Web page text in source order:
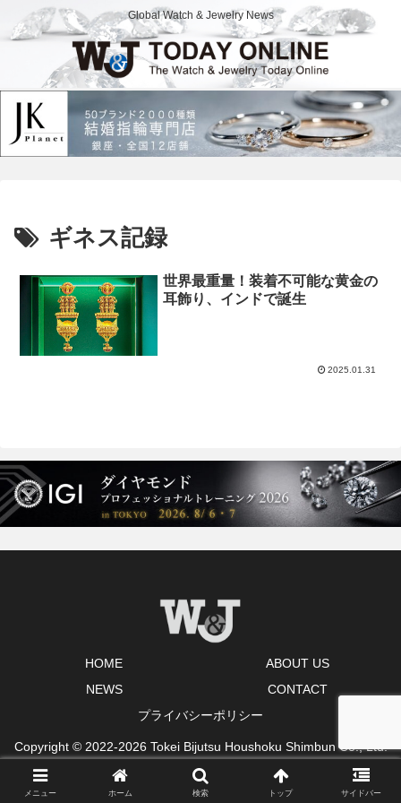
Global Watch & Jewelry News
ギネス記録
世界最重量！装着不可能な黄金の
耳飾り、インドで誕生
2025.01.31
HOME
ABOUT US
NEWS
CONTACT
プライバシーポリシー
Copyright © 2022-2026 Tokei Bijutsu Houshoku Shimbun Co., Ltd.
All Rights Reserved.
メニュー ホーム 検索 トップ サイドバー